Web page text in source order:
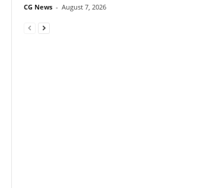
CG News - August 7, 2026